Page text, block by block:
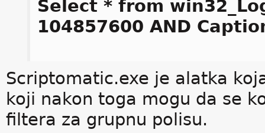
Select * from
104857600 AND
Scriptomatic.exe je alatka
koji nakon toga mogu da se
filtera za grupnu polisu.